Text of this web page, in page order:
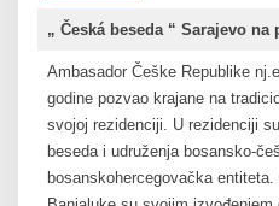
„ Česká beseda “ Sarajevo
Ambasador Češke Republike
godine pozvao krajane na
svojoj rezidenciji. U rezidenciji
beseda i udruženja bosansko-
bosanskohercegovačka entiteta.